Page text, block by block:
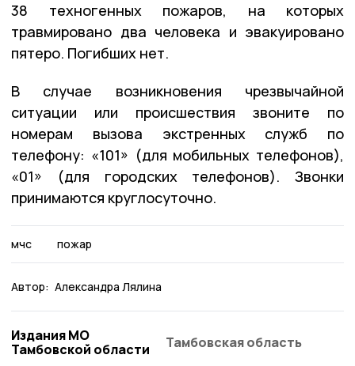
38 техногенных пожаров, на которых
травмировано два человека и эвакуировано
пятеро. Погибших нет.
В случае возникновения чрезвычайной
ситуации или происшествия звоните по
номерам вызова экстренных служб по
телефону: «101» (для мобильных телефонов),
«01» (для городских телефонов). Звонки
принимаются круглосуточно.
мчс пожар
Автор: Александра Лялина
Издания МО
Тамбовской области
Тамбовская область